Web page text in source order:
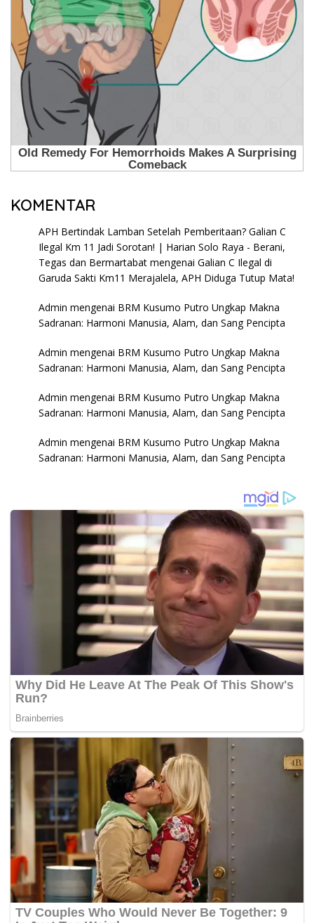
KOMENTAR
APH Bertindak Lamban Setelah Pemberitaan? Galian C
Ilegal Km 11 Jadi Sorotan! | Harian Solo Raya - Berani,
Tegas dan Bermartabat mengenai Galian C Ilegal di
Garuda Sakti Km11 Merajalela, APH Diduga Tutup Mata!
Admin mengenai BRM Kusumo Putro Ungkap Makna
Sadranan: Harmoni Manusia, Alam, dan Sang Pencipta
Admin mengenai BRM Kusumo Putro Ungkap Makna
Sadranan: Harmoni Manusia, Alam, dan Sang Pencipta
Admin mengenai BRM Kusumo Putro Ungkap Makna
Sadranan: Harmoni Manusia, Alam, dan Sang Pencipta
Admin mengenai BRM Kusumo Putro Ungkap Makna
Sadranan: Harmoni Manusia, Alam, dan Sang Pencipta